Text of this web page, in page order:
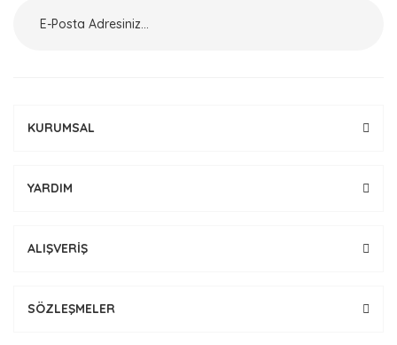
KURUMSAL
YARDIM
ALIŞVERİŞ
SÖZLEŞMELER